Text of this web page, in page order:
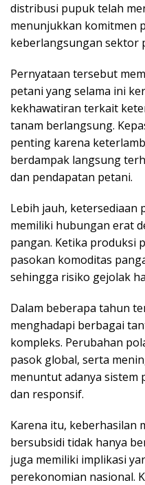
distribusi pupuk telah
menunjukkan komitmen
keberlangsungan sektor
Pernyataan tersebut
petani yang selama ini
kekhawatiran terkait
tanam berlangsung.
penting karena
berdampak langsung
dan pendapatan petani.
Lebih jauh, ketersediaan
memiliki hubungan erat
pangan. Ketika produksi
pasokan komoditas
sehingga risiko gejolak
Dalam beberapa tahun
menghadapi berbagai
kompleks. Perubahan
pasok global, serta
menuntut adanya sistem
dan responsif.
Karena itu, keberhasilan
bersubsidi tidak hanya
juga memiliki implikasi
perekonomian nasional.